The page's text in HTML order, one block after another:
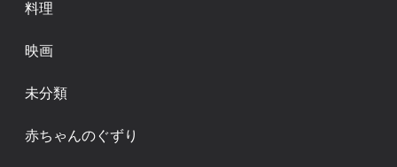
料理
映画
未分類
赤ちゃんのぐずり